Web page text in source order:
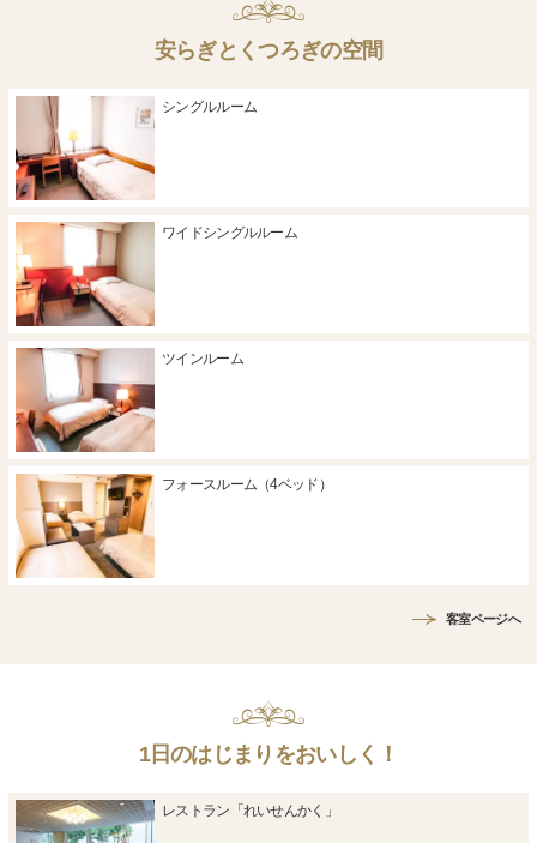
安らぎとくつろぎの空間
シングルルーム
ワイドシングルルーム
ツインルーム
フォースルーム（4ベッド）
客室ページへ
1日のはじまりをおいしく！
レストラン「れいせんかく」